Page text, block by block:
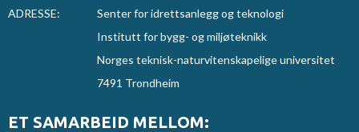
ADRESSE:
Senter for idrettsanlegg og teknologi
Institutt for bygg- og miljøteknikk
Norges teknisk-naturvitenskapelige universitet
7491 Trondheim
ET SAMARBEID MELLOM: